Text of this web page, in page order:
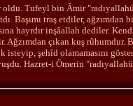
Tufeyl bin Âmir
Başımı traş etdiler, ağzımdan
hayrdır inşâallah dediler.
Ağzımdan çıkan kuş rûhumdur.
isteyip, şehîd olamamasını
Hazret-i Ömerin